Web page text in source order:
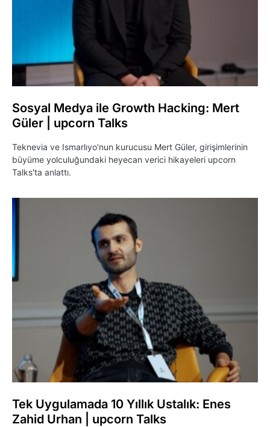
Sosyal Medya ile Growth Hacking: Mert
Güler | upcorn Talks
Teknevia ve Ismarlıyo'nun kurucusu Mert Güler, girişimlerinin
büyüme yolculuğundaki heyecan verici hikayeleri upcorn
Talks'ta anlattı.
Tek Uygulamada 10 Yıllık Ustalık: Enes
Zahid Urhan | upcorn Talks